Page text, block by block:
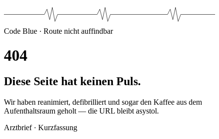
Code Blue · Route nicht auffindbar
404
Diese Seite hat keinen Puls.
Wir haben reanimiert, defibrilliert und sogar den Kaffee aus dem
Aufenthaltsraum geholt — die URL bleibt asystol.
Arztbrief · Kurzfassung